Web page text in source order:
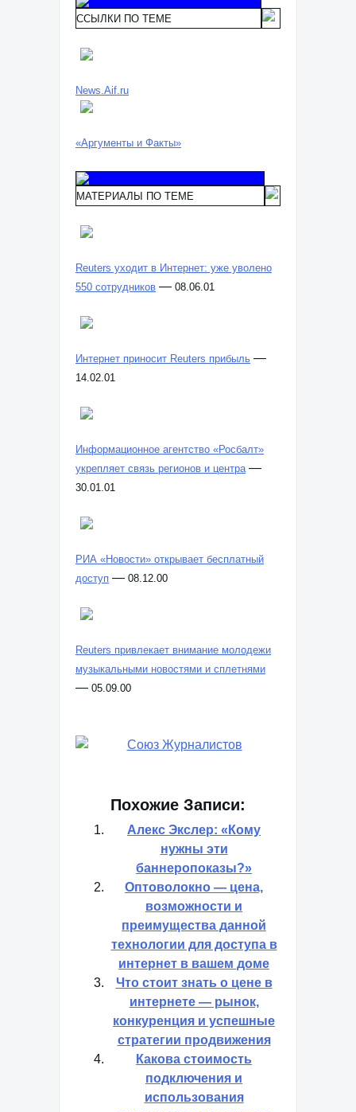
ССЫЛКИ ПО ТЕМЕ
News.Aif.ru
«Аргументы и Факты»
МАТЕРИАЛЫ ПО ТЕМЕ
Reuters уходит в Интернет: уже уволено
550 сотрудников — 08.06.01
Интернет приносит Reuters прибыль —
14.02.01
Информационное агентство «Росбалт»
укрепляет связь регионов и центра —
30.01.01
РИА «Новости» открывает бесплатный
доступ — 08.12.00
Reuters привлекает внимание молодежи
музыкальными новостями и сплетнями
— 05.09.00
Похожие Записи:
Алекс Экслер: «Кому
нужны эти
баннеропоказы?»
Оптоволокно — цена,
возможности и
преимущества данной
технологии для доступа в
интернет в вашем доме
Что стоит знать о цене в
интернете — рынок,
конкуренция и успешные
стратегии продвижения
Какова стоимость
подключения и
использования